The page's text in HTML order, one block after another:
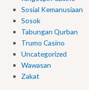
Sosial Kemanusiaan
Sosok
Tabungan Qurban
Trumo Casino
Uncategorized
Wawasan
Zakat